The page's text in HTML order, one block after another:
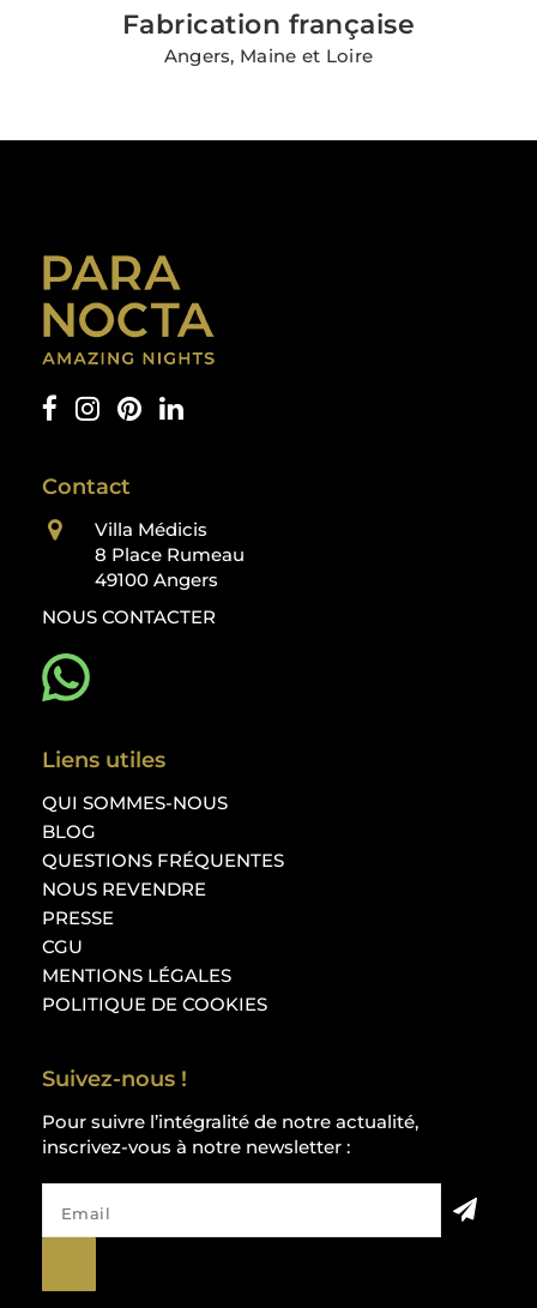
Fabrication française
Angers, Maine et Loire
Contact
Villa Médicis
8 Place Rumeau
49100 Angers
NOUS CONTACTER
Liens utiles
QUI SOMMES-NOUS
BLOG
QUESTIONS FRÉQUENTES
NOUS REVENDRE
PRESSE
CGU
MENTIONS LÉGALES
POLITIQUE DE COOKIES
Suivez-nous !
Pour suivre l’intégralité de notre actualité,
inscrivez-vous à notre newsletter :